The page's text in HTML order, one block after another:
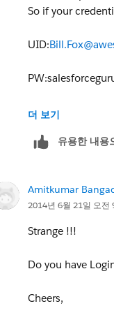
So if your
UID:
Then when you
If you are unsure
instructions on
Of note, there
your browser and
더 보기
유용한 내용
Amitkumar
2014년 6월 21일 오전
Strange !!!
Do you have
Cheers,